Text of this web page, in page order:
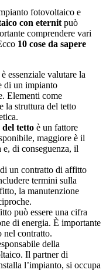
fotovoltaico e
con eternit può
comprendere vari
10 cose da sapere
essenziale valutare la
di un impianto
Elementi come
la struttura del tetto
del tetto è un fattore
maggiore è il
di conseguenza, il
un contratto di affitto
termini sulla
la manutenzione
può essere una cifra
di energia. È importante
nel contratto.
della
Il partner di
l’impianto, si occupa